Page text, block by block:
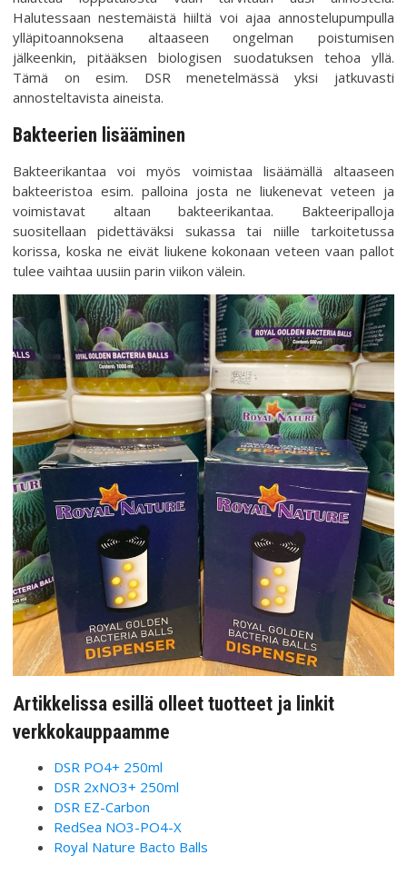
Halutessaan nestemäistä hiiltä voi ajaa annostelupumpulla
ylläpitoannoksena altaaseen ongelman poistumisen
jälkeenkin, pitääksen biologisen suodatuksen tehoa yllä.
Tämä on esim. DSR menetelmässä yksi jatkuvasti
annosteltavista aineista.
Bakteerien lisääminen
Bakteerikantaa voi myös voimistaa lisäämällä altaaseen
bakteeristoa esim. palloina josta ne liukenevat veteen ja
voimistavat altaan bakteerikantaa. Bakteeripalloja
suositellaan pidettäväksi sukassa tai niille tarkoitetussa
korissa, koska ne eivät liukene kokonaan veteen vaan pallot
tulee vaihtaa uusiin parin viikon välein.
Artikkelissa esillä olleet tuotteet ja linkit
verkkokauppaamme
DSR PO4+ 250ml
DSR 2xNO3+ 250ml
DSR EZ-Carbon
RedSea NO3-PO4-X
Royal Nature Bacto Balls